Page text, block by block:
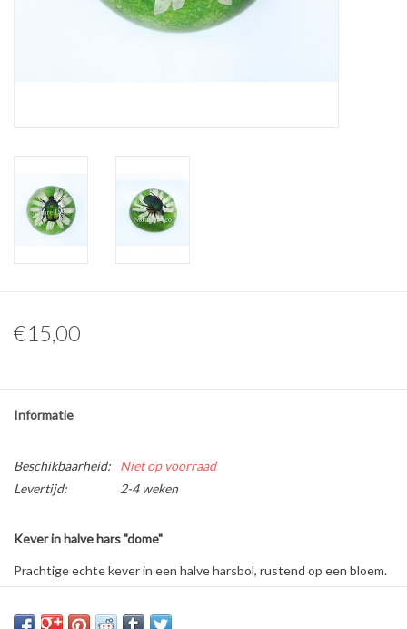
Huiden & vachten
Hoorns & Geweien
€15,00
Informatie
Beschikbaarheid:
Niet op voorraad
Levertijd:
2-4 weken
Kever in halve hars "dome"
Prachtige echte kever in een halve harsbol, rustend op een bloem.